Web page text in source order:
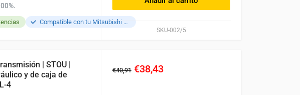
Compatible con tu Mitsubishi L3E
SKU-002/5
| STOU |
y de caja de
4
€40,91 €38,43